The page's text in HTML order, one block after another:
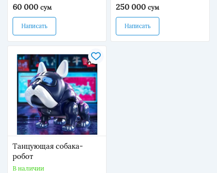
60 000 сум
Написать
250 000 сум
Написать
Танцующая собака-
робот
В наличии